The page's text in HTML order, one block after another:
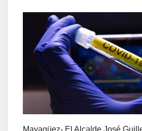
Mayagüez- El Alcalde José